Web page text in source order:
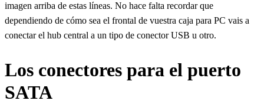
imagen arriba de estas líneas. No hace falta recordar que
dependiendo de cómo sea el frontal de vuestra caja para PC vais a
conectar el hub central a un tipo de conector USB u otro.
Los conectores para el puerto
SATA